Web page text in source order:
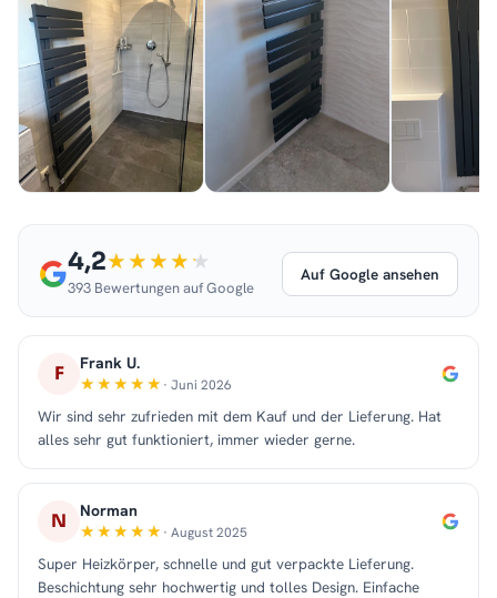
4,2
393 Bewertungen auf Google
Auf Google ansehen
F Frank U.
· Juni 2026
Wir sind sehr zufrieden mit dem Kauf und der Lieferung. Hat
alles sehr gut funktioniert, immer wieder gerne.
N Norman
· August 2025
Super Heizkörper, schnelle und gut verpackte Lieferung.
Beschichtung sehr hochwertig und tolles Design. Einfache